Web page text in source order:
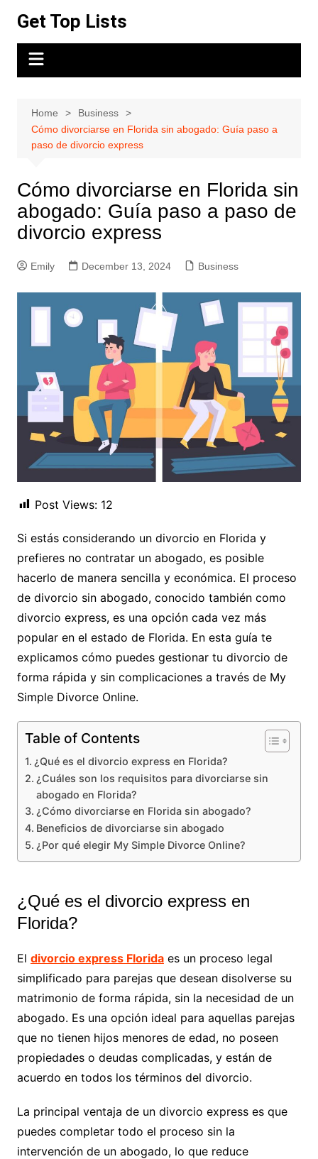
content
Get Top Lists
Home
Business
Cómo divorciarse en Florida sin abogado: Guía paso a
paso de divorcio express
Cómo divorciarse en Florida sin
abogado: Guía paso a paso de
divorcio express
Emily December 13, 2024 Business
Post Views: 12
Si estás considerando un divorcio en Florida y
prefieres no contratar un abogado, es posible
hacerlo de manera sencilla y económica. El proceso
de divorcio sin abogado, conocido también como
divorcio express, es una opción cada vez más
popular en el estado de Florida. En esta guía te
explicamos cómo puedes gestionar tu divorcio de
forma rápida y sin complicaciones a través de My
Simple Divorce Online.
Table of Contents
¿Qué es el divorcio express en Florida?
¿Cuáles son los requisitos para divorciarse sin
abogado en Florida?
¿Cómo divorciarse en Florida sin abogado?
Beneficios de divorciarse sin abogado
¿Por qué elegir My Simple Divorce Online?
¿Qué es el divorcio express en
Florida?
El divorcio express Floridaes un proceso legal
simplificado para parejas que desean disolverse su
matrimonio de forma rápida, sin la necesidad de un
abogado. Es una opción ideal para aquellas parejas
que no tienen hijos menores de edad, no poseen
propiedades o deudas complicadas, y están de
acuerdo en todos los términos del divorcio.
La principal ventaja de un divorcio express es que
puedes completar todo el proceso sin la
intervención de un abogado, lo que reduce